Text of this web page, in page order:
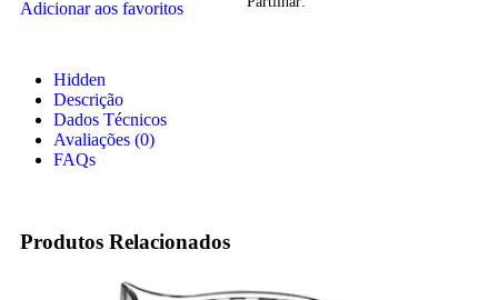
Adicionar aos favoritos
Hidden
Descrição
Dados Técnicos
Avaliações (0)
FAQs
Produtos Relacionados